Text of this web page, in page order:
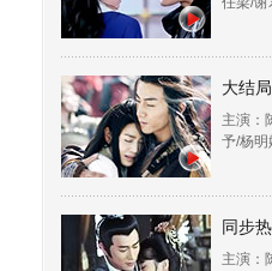
大结
主演：
予/杨明
同步
主演：